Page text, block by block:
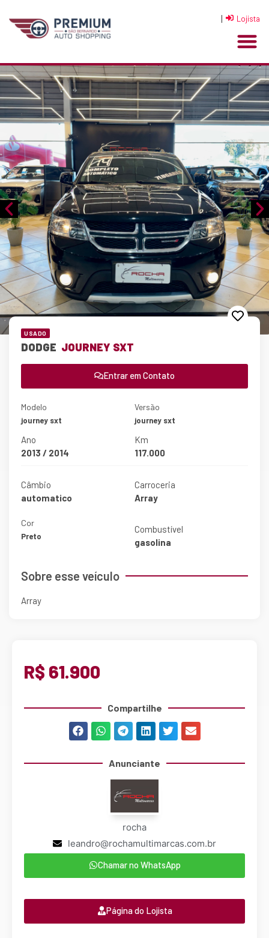
| Lojista
USADO
DODGE JOURNEY SXT
Entrar em Contato
Modelo
journey sxt
Versão
journey sxt
Ano
2013 / 2014
Km
117.000
Câmbio
automatico
Carroceria
Array
Cor
Preto
Combustível
gasolina
Sobre esse veículo
Array
R$ 61.900
Compartilhe
Anunciante
rocha
leandro@rochamultimarcas.com.br
Chamar no WhatsApp
Página do Lojista